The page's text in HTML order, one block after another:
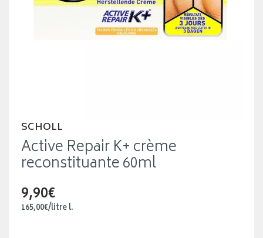
SCHOLL
Active Repair K+ crème
reconstituante 60ml
9,90€
165,00€/litrel.